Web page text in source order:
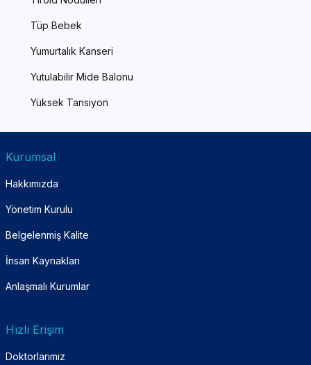
Tüp Bebek
Yumurtalık Kanseri
Yutulabilir Mide Balonu
Yüksek Tansiyon
Kurumsal
Hakkımızda
Yönetim Kurulu
Belgelenmiş Kalite
İnsan Kaynakları
Anlaşmalı Kurumlar
Hızlı Erişim
Doktorlarımız